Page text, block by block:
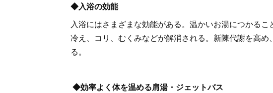
◆入浴の効能
入浴にはさまざまな効能がある。温かいお湯につかるこ
冷え、コリ、むくみなどが解消される。新陳代謝を高
る。
◆効率よく体を温める肩湯・ジェットバス